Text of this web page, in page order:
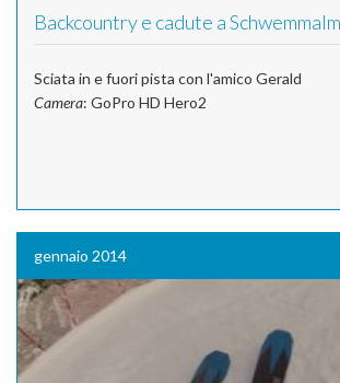
Backcountry e cadute a Schwemmalm
Sciata in e fuori pista con l'amico Gerald
Camera: GoPro HD Hero2
gennaio 2014